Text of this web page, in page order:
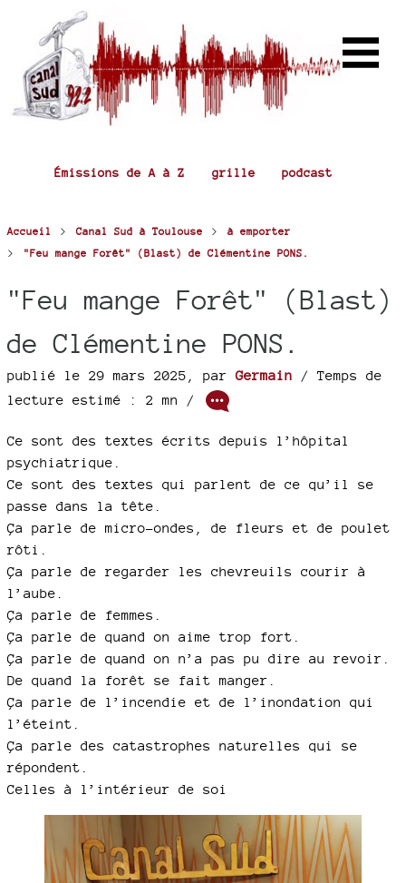
Émissions de A à Z grille podcast
Accueil > Canal Sud à Toulouse > à emporter
> "Feu mange Forêt" (Blast) de Clémentine PONS.
"Feu mange Forêt" (Blast)
de Clémentine PONS.
publié le 29 mars 2025 parGermain / Temps de
lecture estimé : 2 mn /
Ce sont des textes écrits depuis l’hôpital
psychiatrique.
Ce sont des textes qui parlent de ce qu’il se
passe dans la tête.
Ça parle de micro-ondes, de fleurs et de poulet
rôti.
Ça parle de regarder les chevreuils courir à
l’aube.
Ça parle de femmes.
Ça parle de quand on aime trop fort.
Ça parle de quand on n’a pas pu dire au revoir.
De quand la forêt se fait manger.
Ça parle de l’incendie et de l’inondation qui
l’éteint.
Ça parle des catastrophes naturelles qui se
répondent.
Celles à l’intérieur de soi